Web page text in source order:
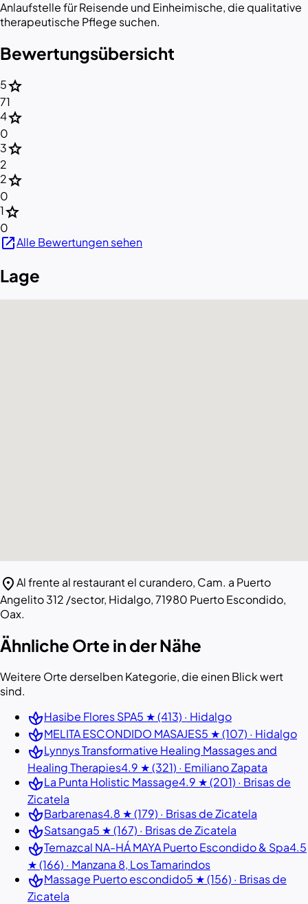
Anlaufstelle für Reisende und Einheimische, die qualitative
therapeutische Pflege suchen.
Bewertungsübersicht
5star
71
4star
0
3star
2
2star
0
1star
0
open_in_newAlle Bewertungen sehen
Lage
location_onAl frente al restaurant el curandero, Cam. a Puerto
Angelito 312 /sector, Hidalgo, 71980 Puerto Escondido,
Oax.
Ähnliche Orte in der Nähe
Weitere Orte derselben Kategorie, die einen Blick wert
sind.
spaHasibe Flores SPA5 ★ (413) · Hidalgo
spaMELITA ESCONDIDO MASAJES5 ★ (107) · Hidalgo
spaLynnys Transformative Healing Massages and
Healing Therapies4.9 ★ (321) · Emiliano Zapata
spaLa Punta Holistic Massage4.9 ★ (201) · Brisas de
Zicatela
spaBarbarenas4.8 ★ (179) · Brisas de Zicatela
spaSatsanga5 ★ (167) · Brisas de Zicatela
spaTemazcal NA-HÁ MAYA Puerto Escondido & Spa4.5
★ (166) · Manzana 8, Los Tamarindos
spaMassage Puerto escondido5 ★ (156) · Brisas de
Zicatela